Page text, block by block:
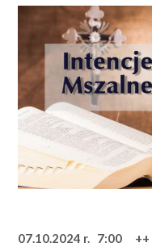
07.10.2024 r. 7:00 ++